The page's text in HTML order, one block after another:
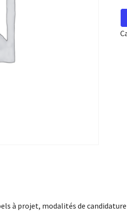
à projet, modalités de